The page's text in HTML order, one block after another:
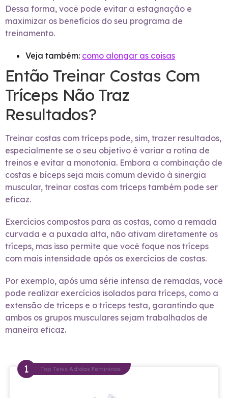
Dessa forma, você pode evitar a estagnação e
maximizar os benefícios do seu programa de
treinamento.
Veja também: como alongar as coisas
Então Treinar Costas Com
Tríceps Não Traz
Resultados?
Treinar costas com tríceps pode, sim, trazer resultados,
especialmente se o seu objetivo é variar a rotina de
treinos e evitar a monotonia. Embora a combinação de
costas e bíceps seja mais comum devido à sinergia
muscular, treinar costas com tríceps também pode ser
eficaz.
Exercícios compostos para as costas, como a remada
curvada e a puxada alta, não ativam diretamente os
tríceps, mas isso permite que você foque nos tríceps
com mais intensidade após os exercícios de costas.
Por exemplo, após uma série intensa de remadas, você
pode realizar exercícios isolados para tríceps, como a
extensão de tríceps e o tríceps testa, garantindo que
ambos os grupos musculares sejam trabalhados de
maneira eficaz.
Top Tênis Adidas Femininos